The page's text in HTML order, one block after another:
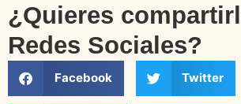
¿Quieres
Redes Sociales?
Facebook Twitter